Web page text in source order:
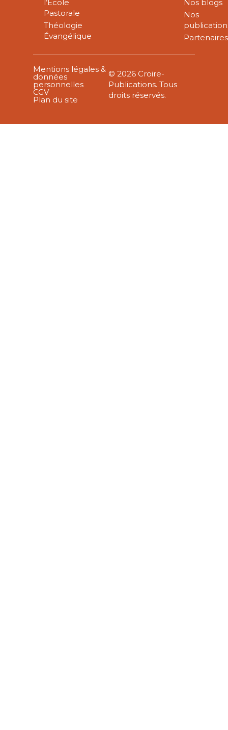
l’École
Pastorale
Théologie
Évangélique
Nos blogs
Nos
Partenaires
Mentions légales &
données
personnelles
CGV
Plan du site
© 2026 Croire-
Publications. Tous
droits réservés.